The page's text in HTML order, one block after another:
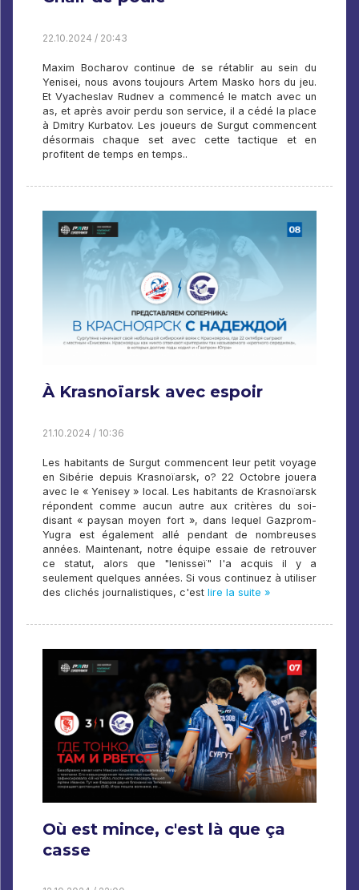
22.10.2024 / 20:43
Maxim Bocharov continue de se rétablir au sein du
Yenisei, nous avons toujours Artem Masko hors du jeu.
Et Vyacheslav Rudnev a commencé le match avec un
as, et après avoir perdu son service, il a cédé la place
à Dmitry Kurbatov. Les joueurs de Surgut commencent
désormais chaque set avec cette tactique et en
profitent de temps en temps..
À Krasnoïarsk avec espoir
21.10.2024 / 10:36
Les habitants de Surgut commencent leur petit voyage
en Sibérie depuis Krasnoïarsk, o? 22 Octobre jouera
avec le « Yenisey » local. Les habitants de Krasnoïarsk
répondent comme aucun autre aux critères du soi-
disant « paysan moyen fort », dans lequel Gazprom-
Yugra est également allé pendant de nombreuses
années. Maintenant, notre équipe essaie de retrouver
ce statut, alors que "Ienisseï" l'a acquis il y a
seulement quelques années. Si vous continuez à utiliser
des clichés journalistiques, c'est lire la suite »
Où est mince, c'est là que ça
casse